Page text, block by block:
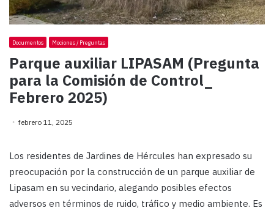
Documentos Mociones / Preguntas
Parque auxiliar LIPASAM (Pregunta
para la Comisión de Control_
Febrero 2025)
febrero 11, 2025
Los residentes de Jardines de Hércules han expresado su
preocupación por la construcción de un parque auxiliar de
Lipasam en su vecindario, alegando posibles efectos
adversos en términos de ruido, tráfico y medio ambiente. Es